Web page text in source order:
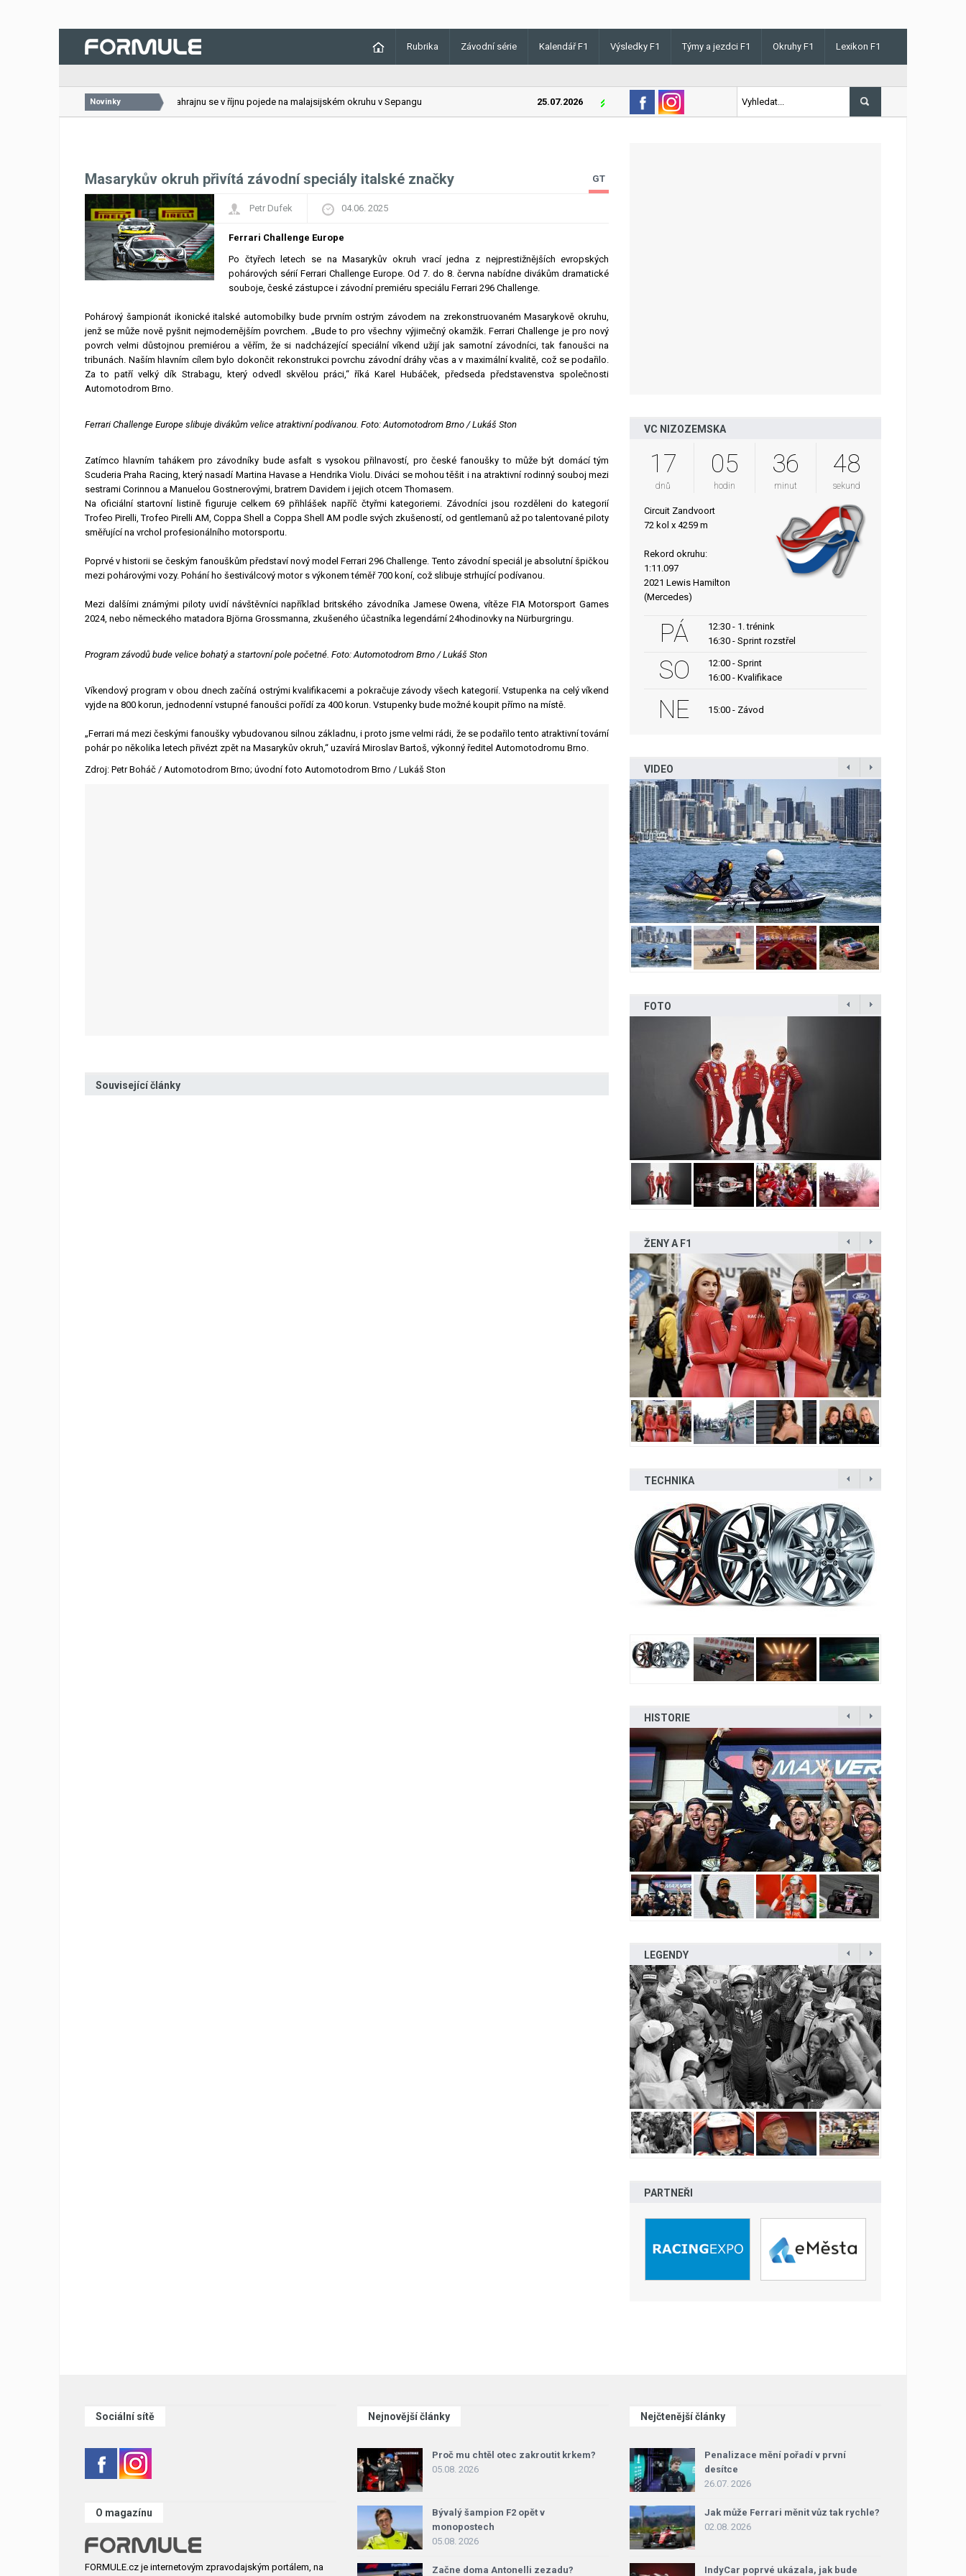
Rubrika Závodní série Kalendář F1 Výsledky F1 Týmy a jezdci F1 Okruhy F1 Lexikon F1
Novinky
26.07.2026 VC Bahrajnu se v říjnu pojede na malajsijském okruhu v Sepangu 25.07.2026 Lando Norris v Maďarsku letos poprvé vyhrál kvalifikaci
Masarykův okruh přivítá závodní speciály italské značky GT
Petr Dufek 04.06. 2025
Ferrari Challenge Europe
Po čtyřech letech se na Masarykův okruh vrací jedna z nejprestižnějších evropských
pohárových sérií Ferrari Challenge Europe. Od 7. do 8. června nabídne divákům dramatické
souboje, české zástupce i závodní premiéru speciálu Ferrari 296 Challenge.
Pohárový šampionát ikonické italské automobilky bude prvním ostrým závodem na zrekonstruovaném Masarykově okruhu,
jenž se může nově pyšnit nejmodernějším povrchem. „Bude to pro všechny výjimečný okamžik. Ferrari Challenge je pro nový
povrch velmi důstojnou premiérou a věřím, že si nadcházející speciální víkend užijí jak samotní závodníci, tak fanoušci na
tribunách. Naším hlavním cílem bylo dokončit rekonstrukci povrchu závodní dráhy včas a v maximální kvalitě, což se podařilo.
Za to patří velký dík Strabagu, který odvedl skvělou práci,“ říká Karel Hubáček, předseda představenstva společnosti
Automotodrom Brno.
Ferrari Challenge Europe slibuje divákům velice atraktivní podívanou. Foto: Automotodrom Brno / Lukáš Ston
Zatímco hlavním tahákem pro závodníky bude asfalt s vysokou přilnavostí, pro české fanoušky to může být domácí tým
Scuderia Praha Racing, který nasadí Martina Havase a Hendrika Violu. Diváci se mohou těšit i na atraktivní rodinný souboj mezi
sestrami Corinnou a Manuelou Gostnerovými, bratrem Davidem i jejich otcem Thomasem.
Na oficiální startovní listině figuruje celkem 69 přihlášek napříč čtyřmi kategoriemi. Závodníci jsou rozděleni do kategorií
Trofeo Pirelli, Trofeo Pirelli AM, Coppa Shell a Coppa Shell AM podle svých zkušeností, od gentlemanů až po talentované piloty
směřující na vrchol profesionálního motorsportu.
Poprvé v historii se českým fanouškům představí nový model Ferrari 296 Challenge. Tento závodní speciál je absolutní špičkou
mezi pohárovými vozy. Pohání ho šestiválcový motor s výkonem téměř 700 koní, což slibuje strhující podívanou.
Mezi dalšími známými piloty uvidí návštěvníci například britského závodníka Jamese Owena, vítěze FIA Motorsport Games
2024, nebo německého matadora Björna Grossmanna, zkušeného účastníka legendární 24hodinovky na Nürburgringu.
Program závodů bude velice bohatý a startovní pole početné. Foto: Automotodrom Brno / Lukáš Ston
Víkendový program v obou dnech začíná ostrými kvalifikacemi a pokračuje závody všech kategorií. Vstupenka na celý víkend
vyjde na 800 korun, jednodenní vstupné fanoušci pořídí za 400 korun. Vstupenky bude možné koupit přímo na místě.
„Ferrari má mezi českými fanoušky vybudovanou silnou základnu, i proto jsme velmi rádi, že se podařilo tento atraktivní tovární
pohár po několika letech přivézt zpět na Masarykův okruh,“ uzavírá Miroslav Bartoš, výkonný ředitel Automotodromu Brno.
Zdroj: Petr Boháč / Automotodrom Brno; úvodní foto Automotodrom Brno / Lukáš Ston
Související články
VC NIZOZEMSKA
17
dnů
05
hodin
36
minut
47
sekund
Circuit Zandvoort
72 kol x 4259 m
Rekord okruhu:
1:11.097
2021 Lewis Hamilton
(Mercedes)
PÁ
12:30 - 1. trénink
16:30 - Sprint rozstřel
SO
12:00 - Sprint
16:00 - Kvalifikace
NE 15:00 - Závod
VIDEO
FOTO
ŽENY A F1
TECHNIKA
HISTORIE
LEGENDY
PARTNEŘI
Sociální sítě
O magazínu
FORMULE.cz je internetovým zpravodajským portálem, na
Nejnovější články
Proč mu chtěl otec zakroutit krkem?
05.08. 2026
Bývalý šampion F2 opět v
monopostech
05.08. 2026
Začne doma Antonelli zezadu?
Nejčtenější články
Penalizace mění pořadí v první
desítce
26.07. 2026
Jak může Ferrari měnit vůz tak rychle?
02.08. 2026
IndyCar poprvé ukázala, jak bude